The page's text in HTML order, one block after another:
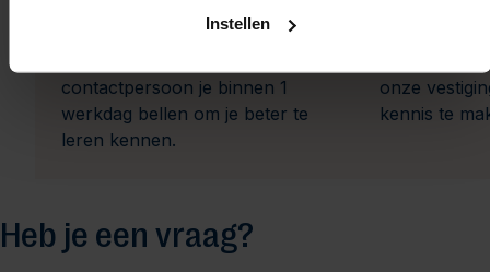
Instellen
Je solliciteert
contactpersoon je binnen 1
werkdag bellen om je beter te
leren kennen.
onze
kennis te
Heb je een vraag?